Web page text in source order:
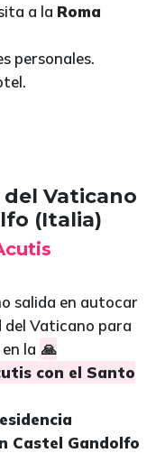
a la Roma
personales.
del Vaticano
(Italia)
salida en autocar
del Vaticano para
la 🙏
con el Santo
Castel Gandolfo